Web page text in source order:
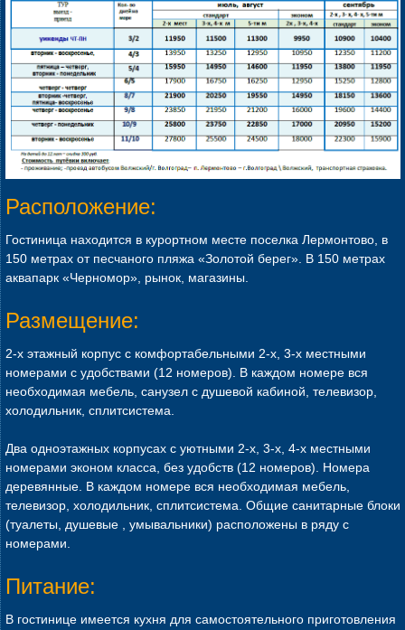
Расположение:
Гостиница находится в курортном месте поселка Лермонтово, в
150 метрах от песчаного пляжа «Золотой берег». В 150 метрах
аквапарк «Черномор», рынок, магазины.
Размещение:
2-х этажный корпус с комфортабельными 2-х, 3-х местными
номерами с удобствами (12 номеров). В каждом номере вся
необходимая мебель, санузел с душевой кабиной, телевизор,
холодильник, сплитсистема.
Два одноэтажных корпусах с уютными 2-х, 3-х, 4-х местными
номерами эконом класса, без удобств (12 номеров). Номера
деревянные. В каждом номере вся необходимая мебель,
телевизор, холодильник, сплитсистема. Общие санитарные блоки
(туалеты, душевые , умывальники) расположены в ряду с
номерами.
Питание:
В гостинице имеется кухня для самостоятельного приготовления